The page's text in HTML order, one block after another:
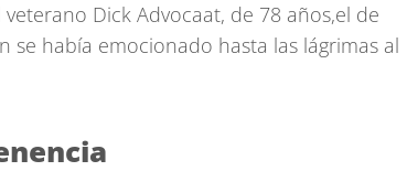
Dick Advocaat, de 78 años,el de
se había emocionado hasta las lágrimas al